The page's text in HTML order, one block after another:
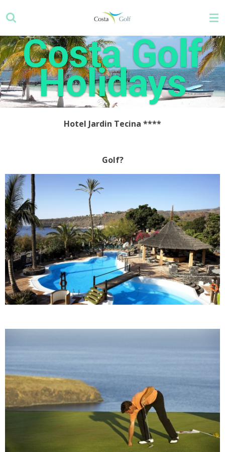
Hauptinhalt
springenCosta Golf
Holidays
Hotel Jardin Tecina ****
Golf?